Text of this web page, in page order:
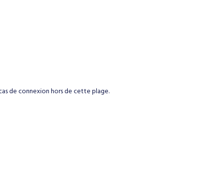
de connexion hors de cette plage.